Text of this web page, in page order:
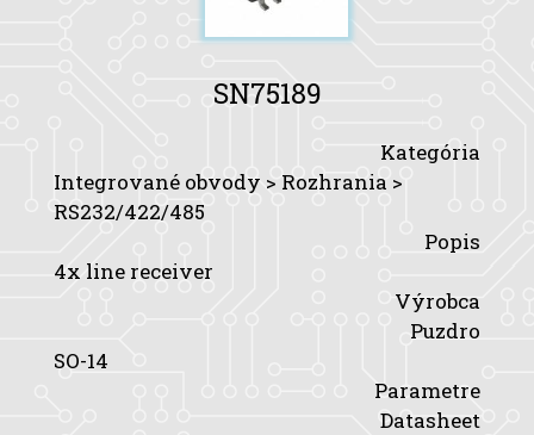
SN75189
Kategória
Integrované obvody > Rozhrania >
RS232/422/485
Popis
4x line receiver
Výrobca
Puzdro
SO-14
Parametre
Datasheet